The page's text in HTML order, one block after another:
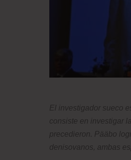
El investigador sueco
consiste en investigar
precedieron. Pääbo
denisovanos, ambas